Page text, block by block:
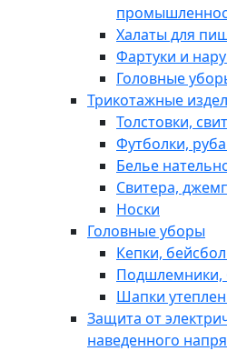
Халаты для
Фартуки и
Головные
Трикотажные
Толстовки,
Футболки,
Белье
Свитера,
Носки
Головные уборы
Кепки,
Подшлемники,
Шапки
Защита от
наведенного